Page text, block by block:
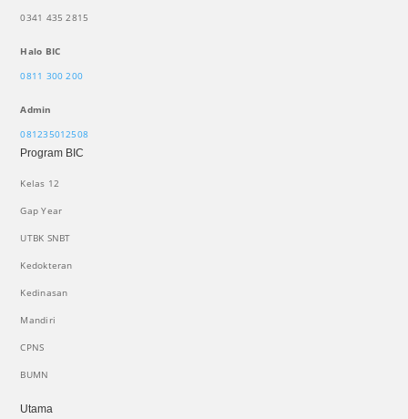
0341 435 2815
Halo BIC
0811 300 200
Admin
081235012508
Program BIC
Kelas 12
Gap Year
UTBK SNBT
Kedokteran
Kedinasan
Mandiri
CPNS
BUMN
Utama